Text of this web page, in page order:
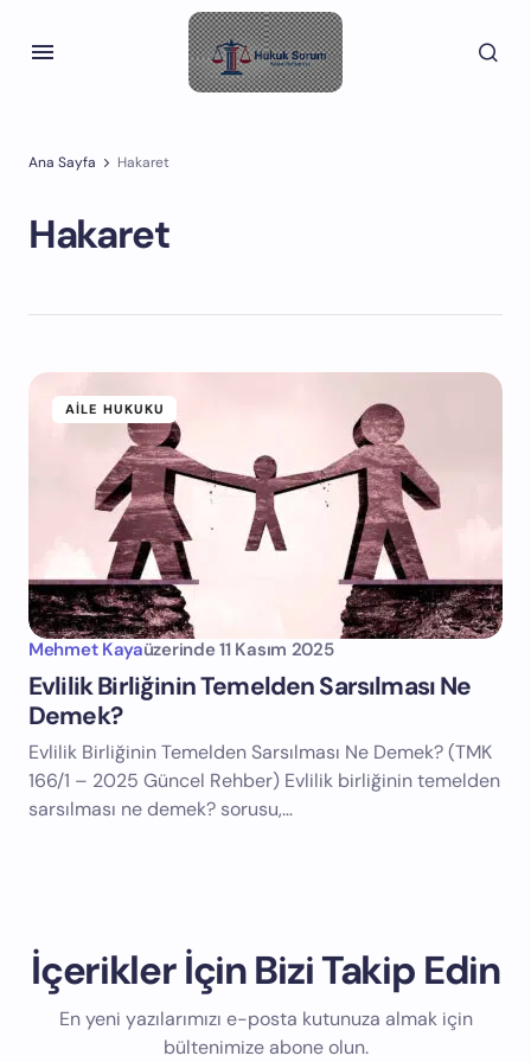
Ana Sayfa Hakaret
Hakaret
AILE HUKUKU
Mehmet Kayaüzerinde 11 Kasım 2025
Evlilik Birliğinin Temelden Sarsılması Ne
Demek?
Evlilik Birliğinin Temelden Sarsılması Ne Demek? (TMK
166/1 – 2025 Güncel Rehber) Evlilik birliğinin temelden
sarsılması ne demek? sorusu,…
İçerikler İçin Bizi Takip Edin
En yeni yazılarımızı e-posta kutunuza almak için
bültenimize abone olun.